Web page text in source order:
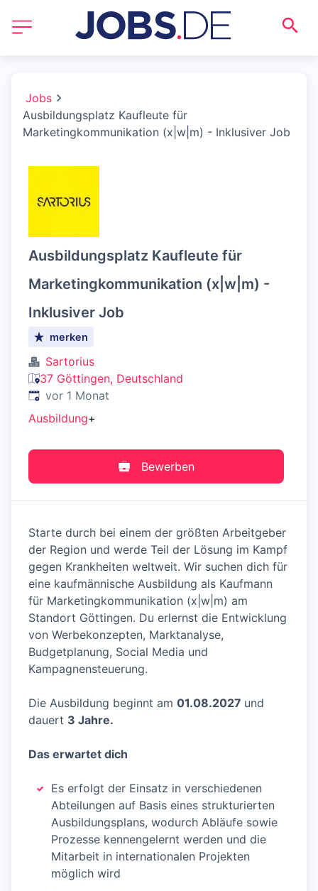
Jobs
Ausbildungsplatz Kaufleute für
Marketingkommunikation (x|w|m) - Inklusiver Job
Ausbildungsplatz Kaufleute für
Marketingkommunikation (x|w|m) -
Inklusiver Job
merken
Sartorius
37 Göttingen, Deutschland
Veröffentlicht:
vor 1 Monat
Ausbildung+
Bewerben
Starte durch bei einem der größten Arbeitgeber
der Region und werde Teil der Lösung im Kampf
gegen Krankheiten weltweit. Wir suchen dich für
eine kaufmännische Ausbildung als Kaufmann
für Marketingkommunikation (x|w|m) am
Standort Göttingen. Du erlernst die Entwicklung
von Werbekonzepten, Marktanalyse,
Budgetplanung, Social Media und
Kampagnensteuerung.
Die Ausbildung beginnt am 01.08.2027 und
dauert 3 Jahre.
Das erwartet dich
Es erfolgt der Einsatz in verschiedenen
Abteilungen auf Basis eines strukturierten
Ausbildungsplans, wodurch Abläufe sowie
Prozesse kennengelernt werden und die
Mitarbeit in internationalen Projekten
möglich wird